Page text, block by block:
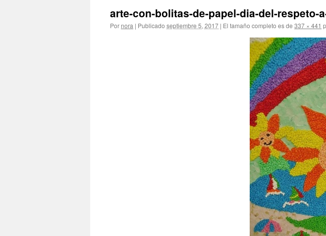
arte-con-bolitas-de-papel-dia-del-respeto-
Por nora | Publicado septiembre 5, 2017 | El tamaño completo es de 337 × 441